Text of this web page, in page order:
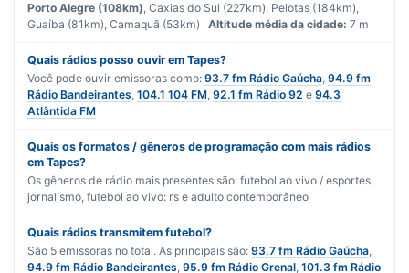
Porto Alegre (108km), Caxias do Sul (227km), Pelotas (184km),
Guaíba (81km), Camaquã (53km) Altitude média da cidade: 7 m
Quais rádios posso ouvir em Tapes?
Você pode ouvir emissoras como: 93.7 fm Rádio Gaúcha, 94.9 fm
Rádio Bandeirantes, 104.1 104 FM, 92.1 fm Rádio 92 e 94.3
Atlântida FM
Quais os formatos / gêneros de programação com mais rádios
em Tapes?
Os gêneros de rádio mais presentes são: futebol ao vivo / esportes,
jornalismo, futebol ao vivo: rs e adulto contemporâneo
Quais rádios transmitem futebol?
São 5 emissoras no total. As principais são: 93.7 fm Rádio Gaúcha,
94.9 fm Rádio Bandeirantes, 95.9 fm Rádio Grenal, 101.3 fm Rádio